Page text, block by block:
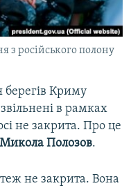
з російського полону
берегів Криму
в рамках
не закрита. Про це
Микола Полозов.
не закрита. Вона